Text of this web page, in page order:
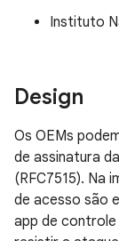
Instituto
Design
Os OEMs
de assinatura
(RFC7515). Na
de acesso são
app de